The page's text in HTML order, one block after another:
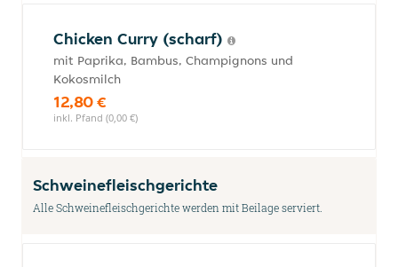
Chicken Curry (scharf)
mit Paprika, Bambus, Champignons und
Kokosmilch
12,80 €
inkl. Pfand (0,00 €)
Schweinefleischgerichte
Alle Schweinefleischgerichte werden mit Beilage serviert.